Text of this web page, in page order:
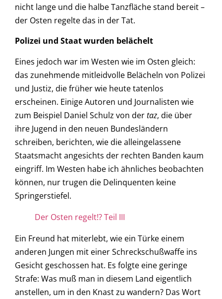
nicht lange und die halbe Tanzfläche stand bereit –
der Osten regelte das in der Tat.
Polizei und Staat wurden belächelt
Eines jedoch war im Westen wie im Osten gleich:
das zunehmende mitleidvolle Belächeln von Polizei
und Justiz, die früher wie heute tatenlos
erscheinen. Einige Autoren und Journalisten wie
zum Beispiel Daniel Schulz von dertaz, die über
ihre Jugend in den neuen Bundesländern
schreiben, berichten, wie die alleingelassene
Staatsmacht angesichts der rechten Banden kaum
eingriff. Im Westen habe ich ähnliches beobachten
können, nur trugen die Delinquenten keine
Springerstiefel.
Der Osten regelt!? Teil III
Ein Freund hat miterlebt, wie ein Türke einem
anderen Jungen mit einer Schreckschußwaffe ins
Gesicht geschossen hat. Es folgte eine geringe
Strafe: Was muß man in diesem Land eigentlich
anstellen, um in den Knast zu wandern? Das Wort